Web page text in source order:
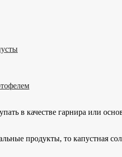
в качестве гарнира или
продукты, то капустная